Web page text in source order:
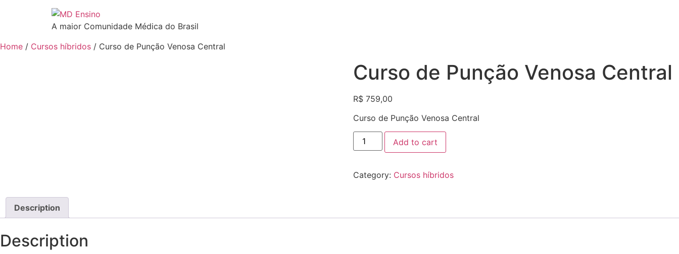
A maior Comunidade Médica do Brasil
Home / Cursos híbridos / Curso de Punção Venosa Central
Curso de Punção Venosa Central
R$759,00
Curso de Punção Venosa Central
Add to cart
Category: Cursos híbridos
Description
Description